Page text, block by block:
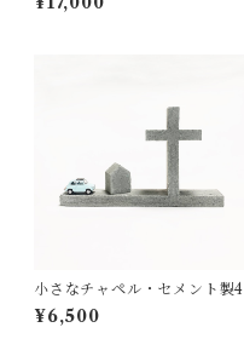
小さなチャペル・セメント製4
¥6,500